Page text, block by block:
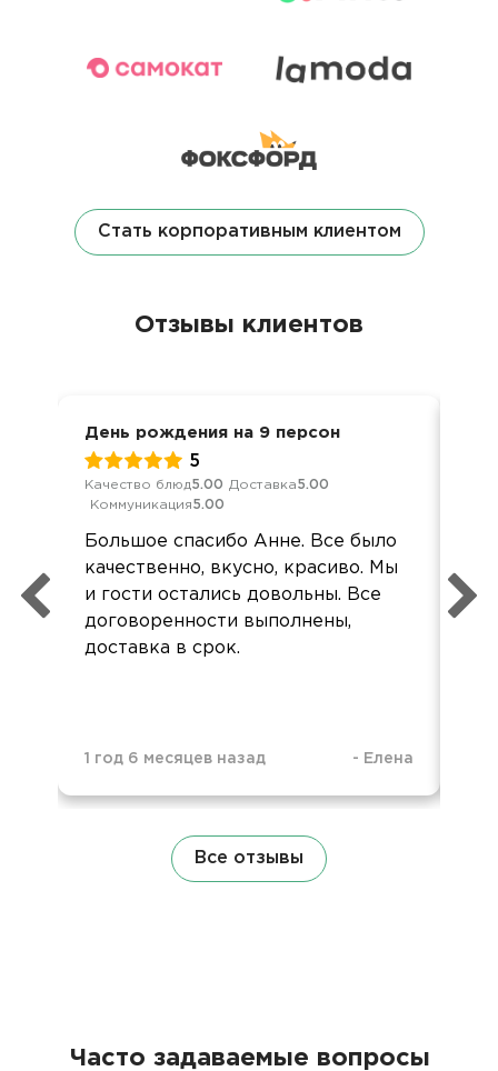
Стать корпоративным клиентом
Отзывы клиентов
День рождения на 9 персон
5
Качество блюд5.00 Доставка5.00
Коммуникация5.00
Большое спасибо Анне. Все было
качественно, вкусно, красиво. Мы
и гости остались довольны. Все
договоренности выполнены,
доставка в срок.
1 год 6 месяцев назад - Елена
Все отзывы
Часто задаваемые вопросы